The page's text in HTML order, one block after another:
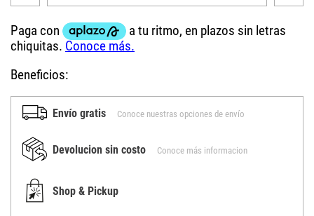
Beneficios:
Envío gratis Conoce nuestras opciones de envío
Devolucion sin costo Conoce más informacion
Shop & Pickup